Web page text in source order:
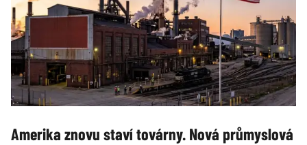
Amerika znovu staví továrny. Nová průmyslová